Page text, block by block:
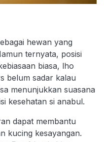
hewan yang
ternyata, posisi
biasa, lho
belum sadar kalau
menunjukkan suasana
kesehatan si anabul.
dapat membantu
kucing kesayangan.